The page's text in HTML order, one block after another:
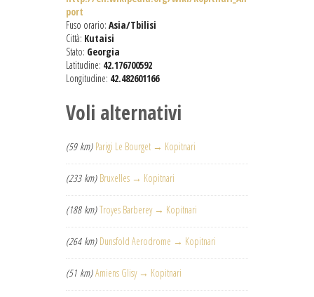
port
Fuso orario: Asia/Tbilisi
Città: Kutaisi
Stato: Georgia
Latitudine: 42.176700592
Longitudine: 42.482601166
Voli alternativi
(59 km) Parigi Le Bourget → Kopitnari
(233 km) Bruxelles → Kopitnari
(188 km) Troyes Barberey → Kopitnari
(264 km) Dunsfold Aerodrome → Kopitnari
(51 km) Amiens Glisy → Kopitnari